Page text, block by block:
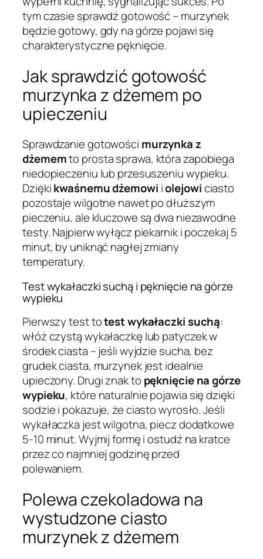
tym czasie sprawdź gotowość – murzynek
będzie gotowy, gdy na górze pojawi się
charakterystyczne pęknięcie.
Jak sprawdzić gotowość
murzynka z dżemem po
upieczeniu
Sprawdzanie gotowości murzynka z
dżememto prosta sprawa, która zapobiega
niedopieczeniu lub przesuszeniu wypieku.
Dziękikwaśnemu dżemowi iolejowiciasto
pozostaje wilgotne nawet po dłuższym
pieczeniu, ale kluczowe są dwa niezawodne
testy. Najpierw wyłącz piekarnik i poczekaj 5
minut, by uniknąć nagłej zmiany
temperatury.
Test wykałaczki suchą i pęknięcie na górze
wypieku
Pierwszy test totest wykałaczki suchą:
włóż czystą wykałaczkę lub patyczek w
środek ciasta – jeśli wyjdzie sucha, bez
grudek ciasta, murzynek jest idealnie
upieczony. Drugi znak to pęknięcie na górze
wypieku, które naturalnie pojawia się dzięki
sodzie i pokazuje, że ciasto wyrosło. Jeśli
wykałaczka jest wilgotna, piecz dodatkowe
5-10 minut. Wyjmij formę i ostudź na kratce
przez co najmniej godzinę przed
polewaniem.
Polewa czekoladowa na
wystudzone ciasto
murzynek z dżemem